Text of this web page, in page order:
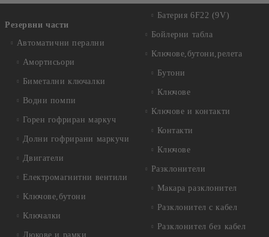
Резервни части
Автоматични перални
Амортисьори
Биметални ключалки
Водни помпи
Горен гофриран маркуч
Долни гофрирани маркучи
Двигатели
Електромагнитни вентили
Ключове,бутони
Ключалки
Люкове и рамки
Батерия 6F22 (9V)
Бойлерни табла
Ключове,бутони,релета
Бутони
Ключове
Ключове и контакти
Контакти
Ключове
Разклонители
Макара разклонител
Разклонител с кабел
Разклонител без кабел